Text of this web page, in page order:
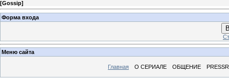
[Gossip]
Форма входа
Меню сайта
Главная О СЕРИАЛЕ ОБЩЕНИЕ